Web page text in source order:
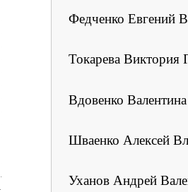
Федченко Евгений
Токарева Виктория
Вдовенко
Шваенко Алексей
Уханов Андрей